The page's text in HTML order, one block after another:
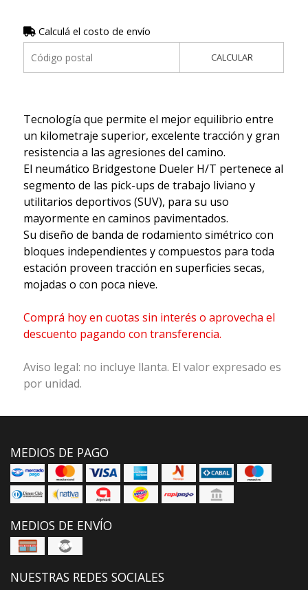
Calculá el costo de envío
CALCULAR
Tecnología que permite el mejor equilibrio entre
un kilometraje superior, excelente tracción y gran
resistencia a las agresiones del camino.
El neumático Bridgestone Dueler H/T pertenece al
segmento de las pick-ups de trabajo liviano y
utilitarios deportivos (SUV), para su uso
mayormente en caminos pavimentados.
Su diseño de banda de rodamiento simétrico con
bloques independientes y compuestos para toda
estación proveen tracción en superficies secas,
mojadas o con poca nieve.
Comprá hoy en cuotas sin interés o aprovecha el
descuento pagando con transferencia.
Aviso legal: no incluye llanta. El valor expresado es
por unidad.
MEDIOS DE PAGO
MEDIOS DE ENVÍO
NUESTRAS REDES SOCIALES